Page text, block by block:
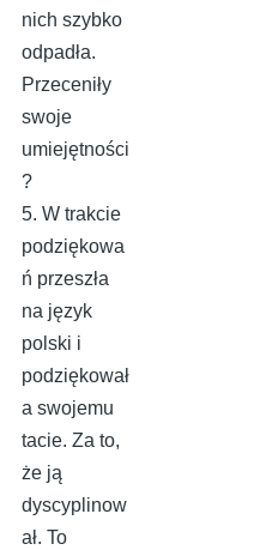
nich szybko
odpadła.
Przeceniły
swoje
umiejętności
?
5. W trakcie
podziękowa
ń przeszła
na język
polski i
podziękował
a swojemu
tacie. Za to,
że ją
dyscyplinow
ał. To